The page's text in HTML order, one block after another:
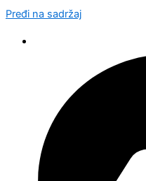
Pređi na sadržaj